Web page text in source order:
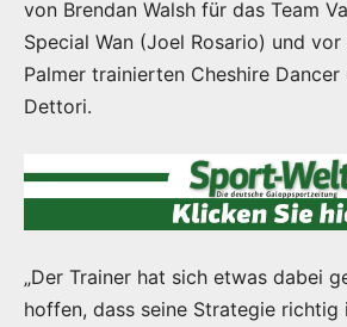
von Brendan Walsh für das Team
Special Wan (Joel Rosario) und
Palmer trainierten Cheshire Dancer
Dettori.
„Der Trainer hat sich etwas dabei
hoffen, dass seine Strategie richtig